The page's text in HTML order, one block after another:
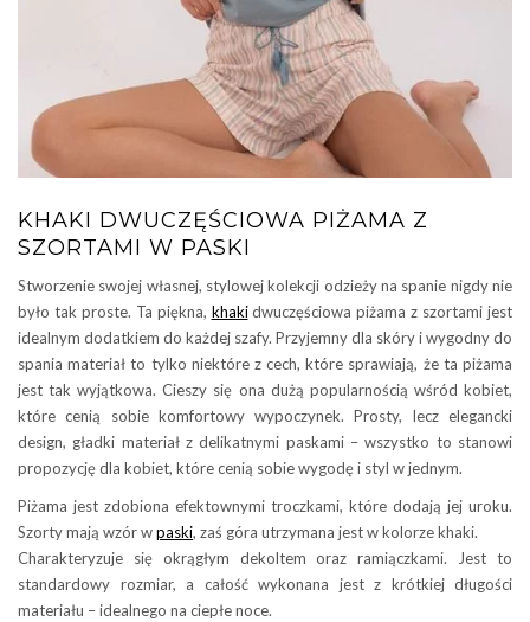
KHAKI DWUCZĘŚCIOWA PIŻAMA Z
SZORTAMI W PASKI
Stworzenie swojej własnej, stylowej kolekcji odzieży na spanie nigdy nie
było tak proste. Ta piękna, khakidwuczęściowa piżama z szortami jest
idealnym dodatkiem do każdej szafy. Przyjemny dla skóry i wygodny do
spania materiał to tylko niektóre z cech, które sprawiają, że ta piżama
jest tak wyjątkowa. Cieszy się ona dużą popularnością wśród kobiet,
które cenią sobie komfortowy wypoczynek. Prosty, lecz elegancki
design, gładki materiał z delikatnymi paskami – wszystko to stanowi
propozycję dla kobiet, które cenią sobie wygodę i styl w jednym.
Piżama jest zdobiona efektownymi troczkami, które dodają jej uroku.
Szorty mają wzór wpaski, zaś góra utrzymana jest w kolorze khaki.
Charakteryzuje się okrągłym dekoltem oraz ramiączkami. Jest to
standardowy rozmiar, a całość wykonana jest z krótkiej długości
materiału – idealnego na ciepłe noce.